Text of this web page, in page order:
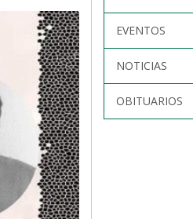
EVENTOS
NOTICIAS
OBITUARIOS